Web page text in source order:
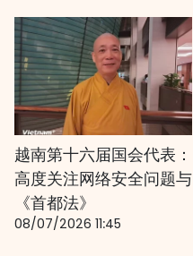
越南第十六届国会代表：
高度关注网络安全问题与
《首都法》
08/07/2026 11:45